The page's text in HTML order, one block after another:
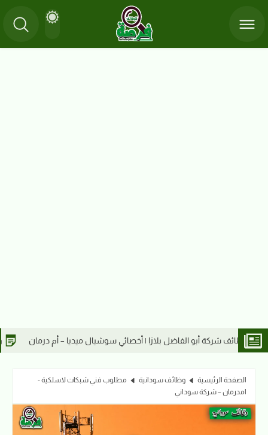
سوشيال ميديا – أم درمان وظائف شركة أبو الفاضل بلازا | كاشير
الصفحة الرئيسية وظائف سودانية
مطلوب فني شبكات لاسلكية -
امدرمان – شركة سوداني